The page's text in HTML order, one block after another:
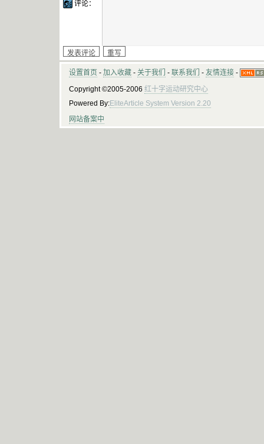
评论：
设置首页 - 加入收藏 - 关于我们 - 联系我们 - 友情连接 -
Copyright ©2005-2006 红十字运动研究中心
Powered By:EliteArticle System Version 2.20
网站备案中